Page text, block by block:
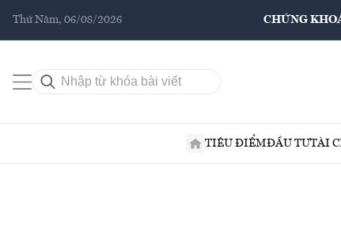
Thứ Năm, 06/08/2026 CHỨNG
TIÊU ĐIỂMĐẦU TƯTÀI